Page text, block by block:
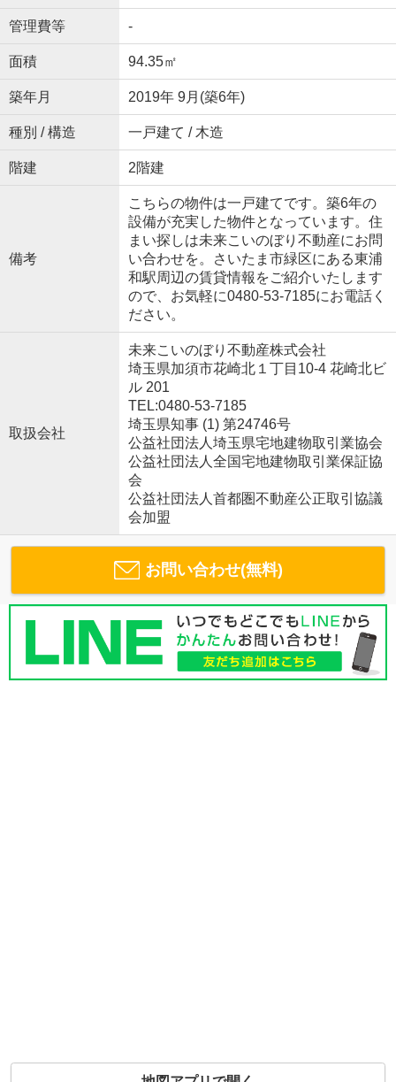
管理費等 -
面積 94.35㎡
築年月 2019年 9月(築6年)
種別 / 構造 一戸建て / 木造
階建 2階建
備考
こちらの物件は一戸建てです。築6年の
設備が充実した物件となっています。住
まい探しは未来こいのぼり不動産にお問
い合わせを。さいたま市緑区にある東浦
和駅周辺の賃貸情報をご紹介いたします
ので、お気軽に0480-53-7185にお電話く
ださい。
取扱会社
未来こいのぼり不動産株式会社
埼玉県加須市花崎北１丁目10-4 花崎北ビ
ル 201
TEL:0480-53-7185
埼玉県知事 (1) 第24746号
公益社団法人埼玉県宅地建物取引業協会
公益社団法人全国宅地建物取引業保証協
会
公益社団法人首都圏不動産公正取引協議
会加盟
お問い合わせ(無料)